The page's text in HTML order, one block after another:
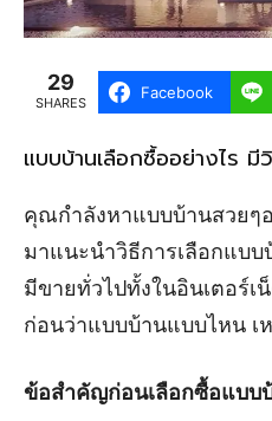
29
SHARES
Facebook
แบบบ้านเลือกซื้ออย่างไร
คุณกำลังหาแบบบ้านสวยๆ
มาแนะนำวิธีการเลือกแบ
มีขายทั่วไปทั้งในอินเตอร์
ก่อนว่าแบบบ้านแบบไหน เ
ข้อสำคัญก่อนเลือกซื้อแบบ